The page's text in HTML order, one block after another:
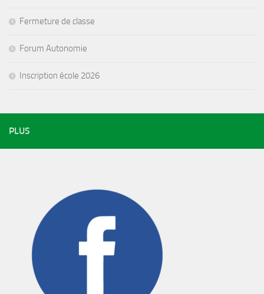
Fermeture de classe
Forum Autonomie
Inscription école 2026
PLUS